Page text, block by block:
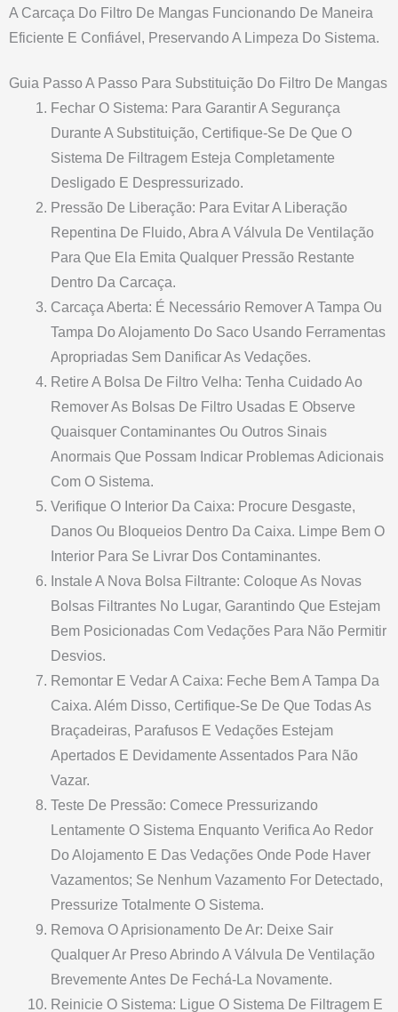
A Carcaça Do Filtro De Mangas Funcionando De Maneira
Eficiente E Confiável, Preservando A Limpeza Do Sistema.
Guia Passo A Passo Para Substituição Do Filtro De Mangas
Fechar O Sistema: Para Garantir A Segurança
Durante A Substituição, Certifique-Se De Que O
Sistema De Filtragem Esteja Completamente
Desligado E Despressurizado.
Pressão De Liberação: Para Evitar A Liberação
Repentina De Fluido, Abra A Válvula De Ventilação
Para Que Ela Emita Qualquer Pressão Restante
Dentro Da Carcaça.
Carcaça Aberta: É Necessário Remover A Tampa Ou
Tampa Do Alojamento Do Saco Usando Ferramentas
Apropriadas Sem Danificar As Vedações.
Retire A Bolsa De Filtro Velha: Tenha Cuidado Ao
Remover As Bolsas De Filtro Usadas E Observe
Quaisquer Contaminantes Ou Outros Sinais
Anormais Que Possam Indicar Problemas Adicionais
Com O Sistema.
Verifique O Interior Da Caixa: Procure Desgaste,
Danos Ou Bloqueios Dentro Da Caixa. Limpe Bem O
Interior Para Se Livrar Dos Contaminantes.
Instale A Nova Bolsa Filtrante: Coloque As Novas
Bolsas Filtrantes No Lugar, Garantindo Que Estejam
Bem Posicionadas Com Vedações Para Não Permitir
Desvios.
Remontar E Vedar A Caixa: Feche Bem A Tampa Da
Caixa. Além Disso, Certifique-Se De Que Todas As
Braçadeiras, Parafusos E Vedações Estejam
Apertados E Devidamente Assentados Para Não
Vazar.
Teste De Pressão: Comece Pressurizando
Lentamente O Sistema Enquanto Verifica Ao Redor
Do Alojamento E Das Vedações Onde Pode Haver
Vazamentos; Se Nenhum Vazamento For Detectado,
Pressurize Totalmente O Sistema.
Remova O Aprisionamento De Ar: Deixe Sair
Qualquer Ar Preso Abrindo A Válvula De Ventilação
Brevemente Antes De Fechá-La Novamente.
Reinicie O Sistema: Ligue O Sistema De Filtragem E